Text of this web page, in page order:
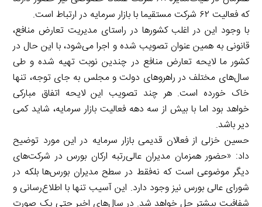
که فعالیت ۶۲ شرکت مستقیما با بازار سرمایه در ارتباط است.
با وجود این در اغلب کشورها در راستای مدیریت تعارض منافع،
قانونی به همین عنوان تصویب شده و اجرا می‌شود، با این حال در
کشور ما لایحه تعارض منافع در چندین نوبت تهیه شده و طی
سال‌های مختلف در راهروهای دولت و مجلس به جای توجه، تنها
خاک خورده است. هر چند تصویب این لایحه اتفاق مبارکی
خواهد بود اما با بیش از سه دهه فعالیت بازار سرمایه، شاید کمی
دیر باشد.
حسین خزلی از فعالان قدیمی بازار سرمایه در این مورد توضیح
داد: «حضور همزمان مدیران عالی‌رتبه ارکان بورس در شرکت‌های
دیگر موضوعی است که نه‌فقط در سطح مدیران بورس‌ها بلکه در
شورای عالی بورس نیز وجود دارد. این آسیب تنها با اطلاع‌رسانی و